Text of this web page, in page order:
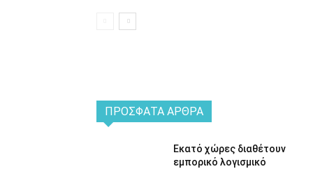
ΠΡΌΣΦΑΤΑ ΆΡΘΡΑ
Εκατό χώρες διαθέτουν
εμπορικό λογισμικό